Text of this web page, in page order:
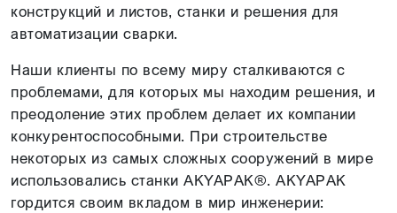
конструкций и листов, станки и решения для
автоматизации сварки.
Наши клиенты по всему миру сталкиваются с
проблемами, для которых мы находим решения, и
преодоление этих проблем делает их компании
конкурентоспособными. При строительстве
некоторых из самых сложных сооружений в мире
использовались станки AKYAPAK®. AKYAPAK
гордится своим вкладом в мир инженерии: